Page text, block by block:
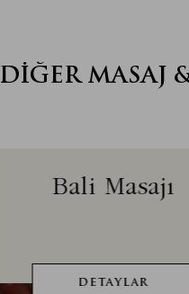
DIĞER MASAJ
DETAYLAR
Bali Masajı